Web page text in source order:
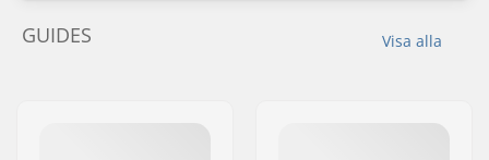
Visa alla
GUIDES